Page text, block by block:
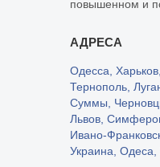
повышенном и
Одесса,
Тернополь,
Суммы,
Львов,
Ивано-
Украина, Одеса,